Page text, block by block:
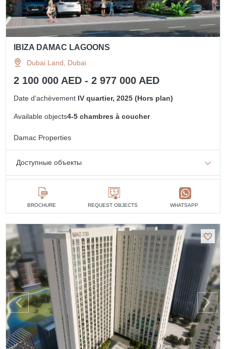
IBIZA DAMAC LAGOONS
Dubai Land, Dubai
2 100 000 AED - 2 977 000 AED
Date d'achèvement IV quartier, 2025 (Hors plan)
Available objects4-5 chambres à coucher
Damac Properties
Доступные объекты
4 chambres à coucher de 2 100 000 AED
5 de chambres à coucher de 2 800 000 AED
BROCHURE REQUEST OBJECTS WHATSAPP